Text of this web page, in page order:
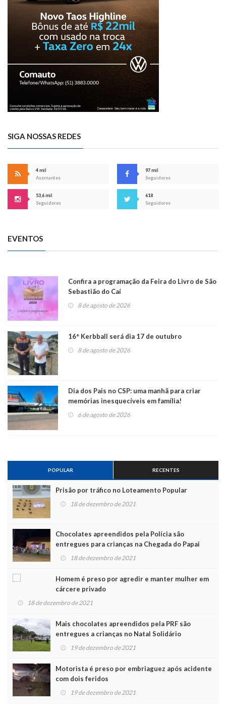
SIGA NOSSAS REDES
4 mil
Assinantes
97 mil
Seguidores
53,6 mil
Seguidores
618
Seguidores
EVENTOS
Confira a programação da Feira do Livro de São
Sebastião do Caí
8 de agosto de 2026
16° Kerbball será dia 17 de outubro
8 de agosto de 2026
Dia dos Pais no CSP: uma manhã para criar
memórias inesquecíveis em família!
6 de agosto de 2026
POPULAR RECENTES
Prisão por tráfico no Loteamento Popular
18 de dezembro de 2021
Chocolates apreendidos pela Polícia são
entregues para crianças na Chegada do Papai
Noel
18 de dezembro de 2021
Homem é preso por agredir e manter mulher em
cárcere privado
18 de dezembro de 2021
Mais chocolates apreendidos pela PRF são
entregues a crianças no Natal Solidário
19 de dezembro de 2021
Motorista é preso por embriaguez após acidente
com dois feridos
19 de dezembro de 2021